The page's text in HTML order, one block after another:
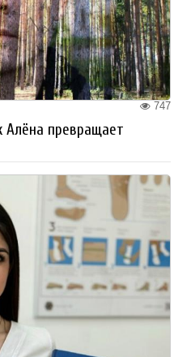
747
Алёна превращает